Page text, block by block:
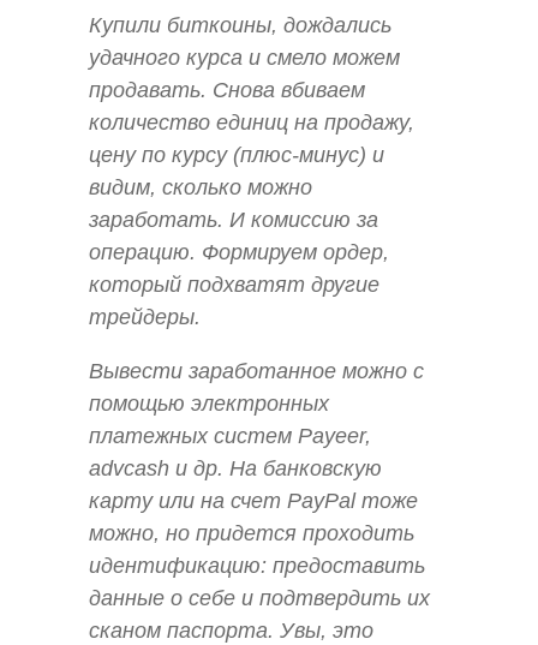
Купили биткоины, дождались
удачного курса и смело можем
продавать. Снова вбиваем
количество единиц на продажу,
цену по курсу (плюс-минус) и
видим, сколько можно
заработать. И комиссию за
операцию. Формируем ордер,
который подхватят другие
трейдеры.
Вывести заработанное можно с
помощью электронных
платежных систем Payeer,
advcash и др. На банковскую
карту или на счет PayPal тоже
можно, но придется проходить
идентификацию: предоставить
данные о себе и подтвердить их
сканом паспорта. Увы, это